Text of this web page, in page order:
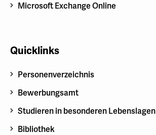
Microsoft Exchange Online
Quicklinks
Personenverzeichnis
Bewerbungsamt
Studieren in besonderen Lebenslagen
Bibliothek